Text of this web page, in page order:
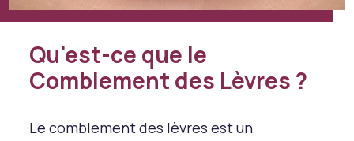
Qu'est-ce que le
Comblement des Lèvres ?
Le comblement des lèvres est un